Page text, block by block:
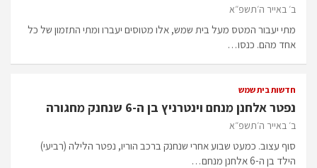
ב׳ באייר ה׳תשפ״א
מתי יעבור המטס מעל בית שמש, אלו מטוסים יעברו ומתי התזמון של כל
אחד מהם. כנסו…
חדשות בית שמש
נפטר אלחנן מנחם וינטרניץ בן ה-6 שנחנק מחגורה
ב׳ באייר ה׳תשפ״א
סוף עצוב. כמעט שבוע אחרי שנחנק ברכב הוריו, נפטר הלילה (רביעי)
הילד בן ה-6 אלחנן מנחם…